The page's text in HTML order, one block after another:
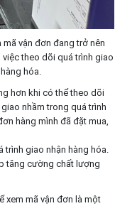
vận đơn đang trở nên
theo dõi quá trình giao
hóa.
hơn khi có thể theo dõi
nhầm trong quá trình
hàng mình đã đặt mua,
trình giao nhận hàng hóa.
tăng cường chất lượng
xem mã vận đơn là một